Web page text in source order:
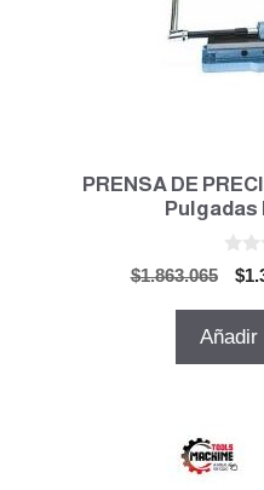
PRENSA DE
Pulgadas
$1.863.065
El
$
Añadir